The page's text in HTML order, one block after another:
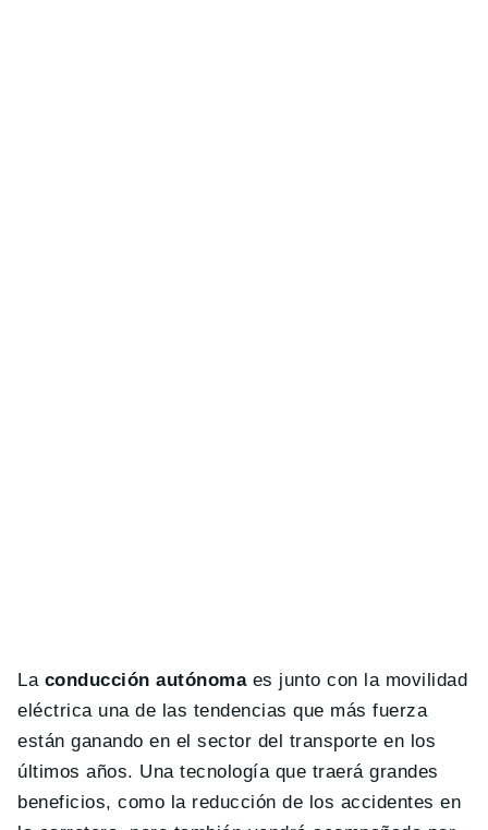
La conducción autónomaes junto con la movilidad
eléctrica una de las tendencias que más fuerza
están ganando en el sector del transporte en los
últimos años. Una tecnología que traerá grandes
beneficios, como la reducción de los accidentes en